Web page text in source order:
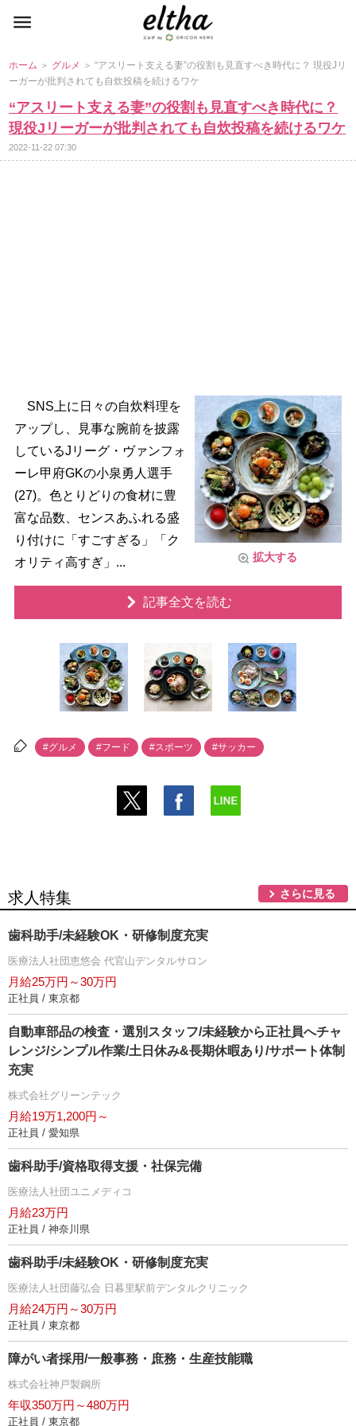
ホーム ＞ グルメ ＞ “アスリート支える妻”の役割も見直すべき時代に？ 現役Jリ
ーガーが批判されても自炊投稿を続けるワケ
“アスリート支える妻”の役割も見直すべき時代に？
現役Jリーガーが批判されても自炊投稿を続けるワケ
2022-11-22 07:30
拡大する
SNS上に日々の自炊料理を
アップし、見事な腕前を披露
しているJリーグ・ヴァンフォ
ーレ甲府GKの小泉勇人選手
(27)。色とりどりの食材に豊
富な品数、センスあふれる盛
り付けに「すごすぎる」「ク
オリティ高すぎ」...
記事全文を読む
#グルメ #フード #スポーツ #サッカー
求人特集 さらに見る
歯科助手/未経験OK・研修制度充実
医療法人社団恵悠会 代官山デンタルサロン
月給25万円～30万円
正社員 / 東京都
自動車部品の検査・選別スタッフ/未経験から正社員へチャ
レンジ/シンプル作業/土日休み&長期休暇あり/サポート体制
充実
株式会社グリーンテック
月給19万1,200円～
正社員 / 愛知県
歯科助手/資格取得支援・社保完備
医療法人社団ユニメディコ
月給23万円
正社員 / 神奈川県
歯科助手/未経験OK・研修制度充実
医療法人社団藤弘会 日暮里駅前デンタルクリニック
月給24万円～30万円
正社員 / 東京都
障がい者採用/一般事務・庶務・生産技能職
株式会社神戸製鋼所
年収350万円～480万円
正社員 / 東京都